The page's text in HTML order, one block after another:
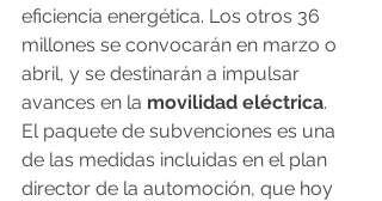
eficiencia energética. Los otros 36
millones se convocarán en marzo o
abril, y se destinarán a impulsar
avances en la movilidad eléctrica.
El paquete de subvenciones es una
de las medidas incluidas en el plan
director de la automoción, que hoy